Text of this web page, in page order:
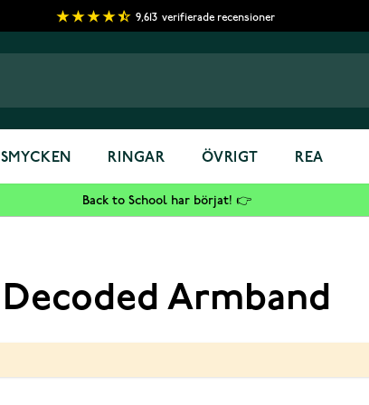
9,613 verifierade recensioner
SMYCKEN RINGAR ÖVRIGT REA
Back to School har börjat! 👉
Decoded Armband